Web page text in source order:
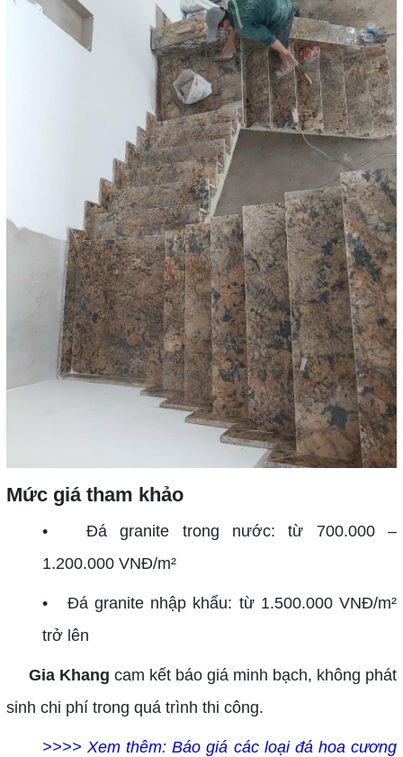
Mức giá tham khảo
• Đá granite trong nước: từ 700.000 –
1.200.000 VNĐ/m²
• Đá granite nhập khẩu: từ 1.500.000 VNĐ/m²
trở lên
Gia Khang cam kết báo giá minh bạch, không phát
sinh chi phí trong quá trình thi công.
>>>> Xem thêm:Báo giá các loại đá hoa cương